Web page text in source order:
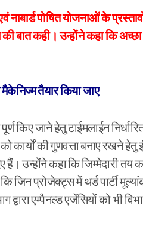
पोषित योजनाओं के
की बात कही। उन्होंने कहा कि
तैयार किया जाए
किए जाने हेतु टाईमलाईन
कार्यों की गुणवत्ता बनाए रखने हेतु
हैं। उन्होंने कहा कि जिम्मेदारी
जिन प्रोजेक्ट्स में थर्ड पार्टी
एम्पैनल्ड एजेंसियों को भी